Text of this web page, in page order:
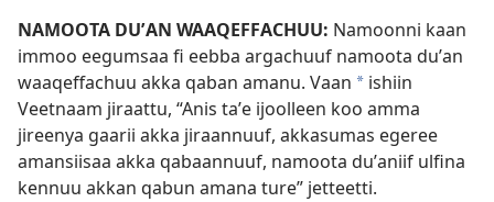
NAMOOTA DUʼAN WAAQEFFACHUU: Namoonni kaan
immoo eegumsaa fi eebba argachuuf namoota duʼan
waaqeffachuu akka qaban amanu. Vaan a ishiin
Veetnaam jiraattu, “Anis taʼe ijoolleen koo amma
jireenya gaarii akka jiraannuuf, akkasumas egeree
amansiisaa akka qabaannuuf, namoota duʼaniif ulfina
kennuu akkan qabun amana ture” jetteetti.